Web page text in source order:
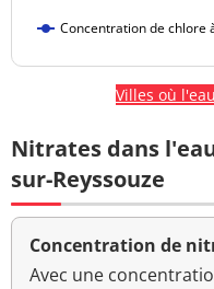
Concentration de chlore
Villes où
Nitrates dans
sur-Reyssouze
Concentration de
Avec une